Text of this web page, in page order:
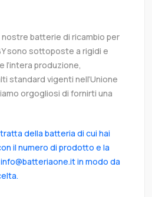
batterie di ricambio per
sono sottoposte a rigidi e
produzione,
standard vigenti nell’Unione
orgogliosi di fornirti una
della batteria di cui hai
il numero di prodotto e la
in modo da